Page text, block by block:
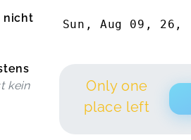
nicht
kein
Sun, Aug 09, 26 ,
Only one
place left